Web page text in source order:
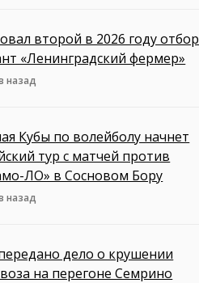
второй в 2026 году отбор
«Ленинградский фермер»
назад
Кубы по волейболу начнет
тур с матчей против
ЛО» в Сосновом Бору
назад
дело о крушении
на перегоне Семрино